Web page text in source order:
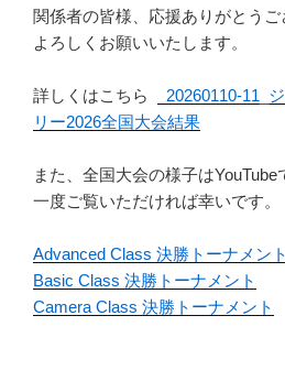
関係者の皆様、応援ありがとう
よろしくお願いいたします。
詳しくはこちら
20260110-11_
リー2026全国大会結果
また、全国大会の様子はYouTube
一度ご覧いただければ幸いです。
Advanced Class 決勝トーナメント
Basic Class 決勝トーナメント
Camera Class 決勝トーナメント